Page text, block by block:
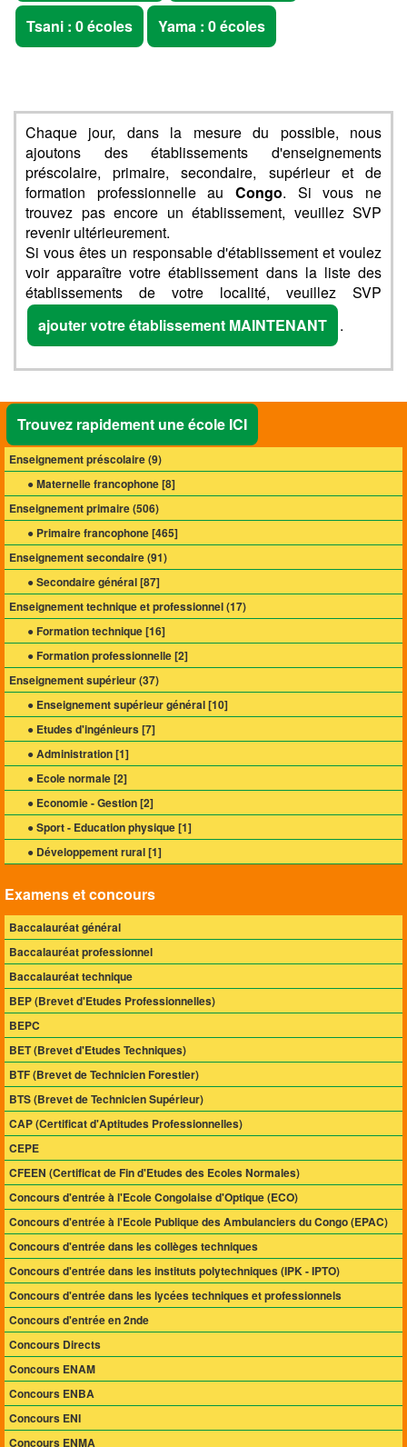
Tsani : 0 écoles Yama : 0 écoles
Chaque jour, dans la mesure du possible, nous
ajoutons des établissements d'enseignements
préscolaire, primaire, secondaire, supérieur et de
formation professionnelle au Congo. Si vous ne
trouvez pas encore un établissement, veuillez SVP
revenir ultérieurement.
Si vous êtes un responsable d'établissement et voulez
voir apparaître votre établissement dans la liste des
établissements de votre localité, veuillez SVP
ajouter votre établissement MAINTENANT
.
Trouvez rapidement une école ICI
Enseignement préscolaire (9)
● Maternelle francophone [8]
Enseignement primaire (506)
● Primaire francophone [465]
Enseignement secondaire (91)
● Secondaire général [87]
Enseignement technique et professionnel (17)
● Formation technique [16]
● Formation professionnelle [2]
Enseignement supérieur (37)
● Enseignement supérieur général [10]
● Etudes d'ingénieurs [7]
● Administration [1]
● Ecole normale [2]
● Economie - Gestion [2]
● Sport - Education physique [1]
● Développement rural [1]
Examens et concours
Baccalauréat général
Baccalauréat professionnel
Baccalauréat technique
BEP (Brevet d'Etudes Professionnelles)
BEPC
BET (Brevet d'Etudes Techniques)
BTF (Brevet de Technicien Forestier)
BTS (Brevet de Technicien Supérieur)
CAP (Certificat d'Aptitudes Professionnelles)
CEPE
CFEEN (Certificat de Fin d'Etudes des Ecoles Normales)
Concours d'entrée à l'Ecole Congolaise d'Optique (ECO)
Concours d'entrée à l'Ecole Publique des Ambulanciers du Congo (EPAC)
Concours d'entrée dans les collèges techniques
Concours d'entrée dans les instituts polytechniques (IPK - IPTO)
Concours d'entrée dans les lycées techniques et professionnels
Concours d'entrée en 2nde
Concours Directs
Concours ENAM
Concours ENBA
Concours ENI
Concours ENMA